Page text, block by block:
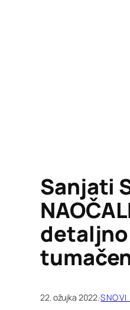
Sanjati
detaljno
22. ožujka 2022.·SNOVI